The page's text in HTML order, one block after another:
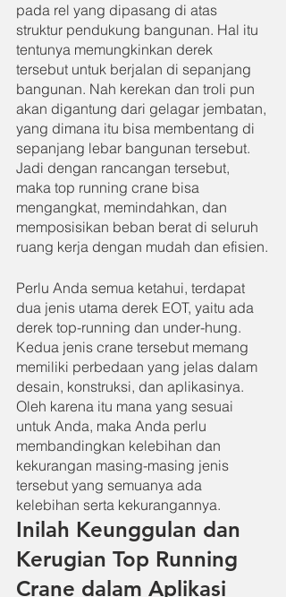
pada rel yang dipasang di atas
struktur pendukung bangunan. Hal itu
tentunya memungkinkan derek
tersebut untuk berjalan di sepanjang
bangunan. Nah kerekan dan troli pun
akan digantung dari gelagar jembatan,
yang dimana itu bisa membentang di
sepanjang lebar bangunan tersebut.
Jadi dengan rancangan tersebut,
maka top running crane bisa
mengangkat, memindahkan, dan
memposisikan beban berat di seluruh
ruang kerja dengan mudah dan efisien.
Perlu Anda semua ketahui, terdapat
dua jenis utama derek EOT, yaitu ada
derek top-running dan under-hung.
Kedua jenis crane tersebut memang
memiliki perbedaan yang jelas dalam
desain, konstruksi, dan aplikasinya.
Oleh karena itu mana yang sesuai
untuk Anda, maka Anda perlu
membandingkan kelebihan dan
kekurangan masing-masing jenis
tersebut yang semuanya ada
kelebihan serta kekurangannya.
Inilah Keunggulan dan
Kerugian Top Running
Crane dalam Aplikasi